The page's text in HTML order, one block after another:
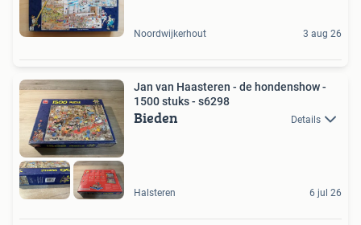
Noordwijkerhout 3 aug 26
Jan van Haasteren - de hondenshow -
1500 stuks - s6298
Bieden Details
Halsteren 6 jul 26